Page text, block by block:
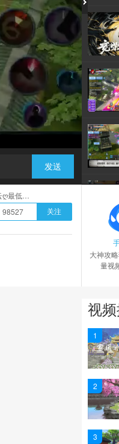
发送
98527
关注
大神攻
量视
视
1
2
3